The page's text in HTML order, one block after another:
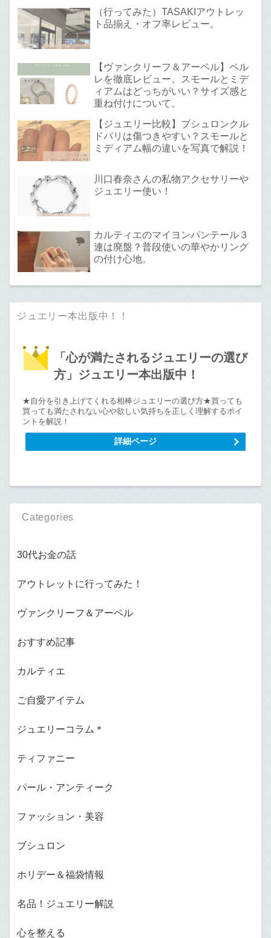
（行ってみた）TASAKIアウトレッ
ト品揃え・オフ率レビュー。
【ヴァンクリーフ＆アーペル】ペル
レを徹底レビュー。スモールとミデ
ィアムはどっちがいい？サイズ感と
重ね付けについて。
【ジュエリー比較】ブシュロンクル
ドパリは傷つきやすい？スモールと
ミディアム幅の違いを写真で解説！
川口春奈さんの私物アクセサリーや
ジュエリー使い！
カルティエのマイヨンパンテール３
連は廃盤？普段使いの華やかリング
の付け心地。
ジュエリー本出版中！！
「心が満たされるジュエリーの選び
方」ジュエリー本出版中！
★自分を引き上げてくれる相棒ジュエリーの選び方★買っても
買っても満たされない心や欲しい気持ちを正しく理解するポイ
ントを解説！
詳細ページ
Categories
30代お金の話
アウトレットに行ってみた！
ヴァンクリーフ＆アーペル
おすすめ記事
カルティエ
ご自愛アイテム
ジュエリーコラム＊
ティファニー
パール・アンティーク
ファッション・美容
ブシュロン
ホリデー＆福袋情報
名品！ジュエリー解説
心を整える